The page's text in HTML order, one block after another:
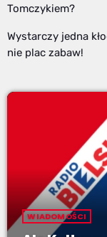
Tomczykiem?
Wystarczy jedna
nie plac zabaw!
WIADOMOŚCI